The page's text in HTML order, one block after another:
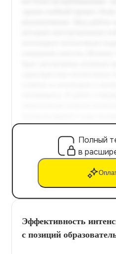
Полный
в
Эффективность
с позиций